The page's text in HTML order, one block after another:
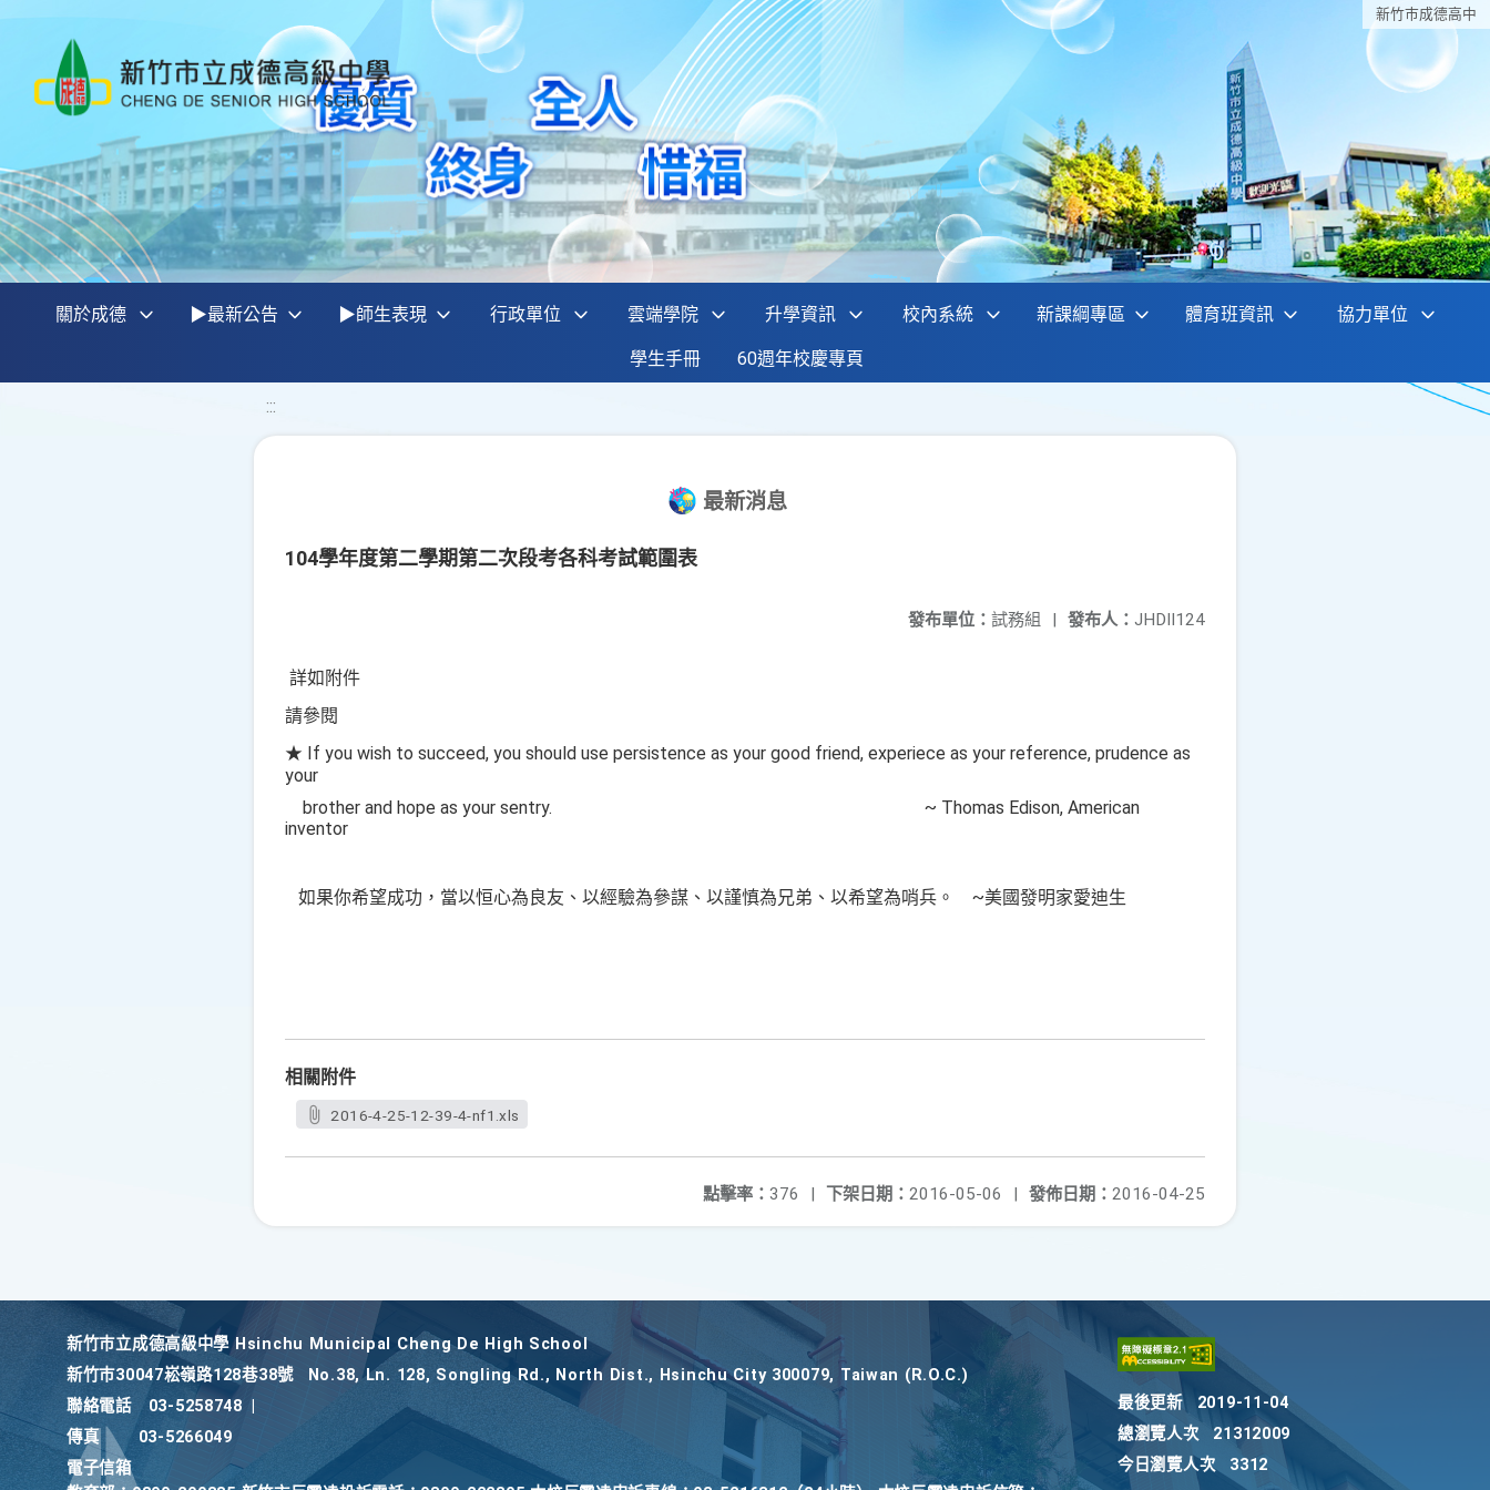
新竹巿成德高中
關於成德 ▶最新公告 ▶師生表現 行政單位 雲端學院 升學資訊 校內系統 新課綱專區 體育班資訊 協力單位
學生手冊 60週年校慶專頁
:::
最新消息
104學年度第二學期第二次段考各科考試範圍表
發布人： JHDII124
發布單位： 試務組 |
詳如附件
請參閱
★ If you wish to succeed, you should use persistence as your good friend, experiece as your reference, prudence as
your
brother and hope as your sentry. ~ Thomas Edison, American
inventor
如果你希望成功，當以恒心為良友、以經驗為參謀、以謹慎為兄弟、以希望為哨兵。 ~美國發明家愛迪生
相關附件
2016-4-25-12-39-4-nf1.xls
發佈日期： 2016-04-25
下架日期： 2016-05-06 |
點擊率： 376 |
新竹巿立成德高級中學 Hsinchu Municipal Cheng De High School
新竹巿30047崧嶺路128巷38號
No.38, Ln. 128, Songling Rd., North Dist., Hsinchu City 300079, Taiwan (R.O.C.)
聯絡電話
03-5258748
傳真
03-5266049
電子信箱
最後更新
2019-11-04
總瀏覽人次
21312009
今日瀏覽人次
3312